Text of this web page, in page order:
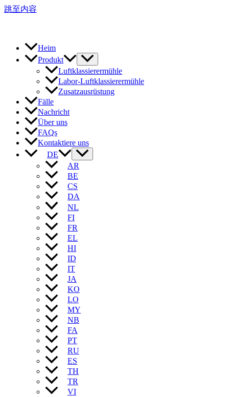
跳至内容
Heim
Produkt
Luftklassierermühle
Labor-Luftklassierermühle
Zusatzausrüstung
Fälle
Nachricht
Über uns
FAQs
Kontaktiere uns
DE
AR
BE
CS
DA
NL
FI
FR
EL
HI
ID
IT
JA
KO
LO
MY
NB
FA
PT
RU
ES
TH
TR
VI